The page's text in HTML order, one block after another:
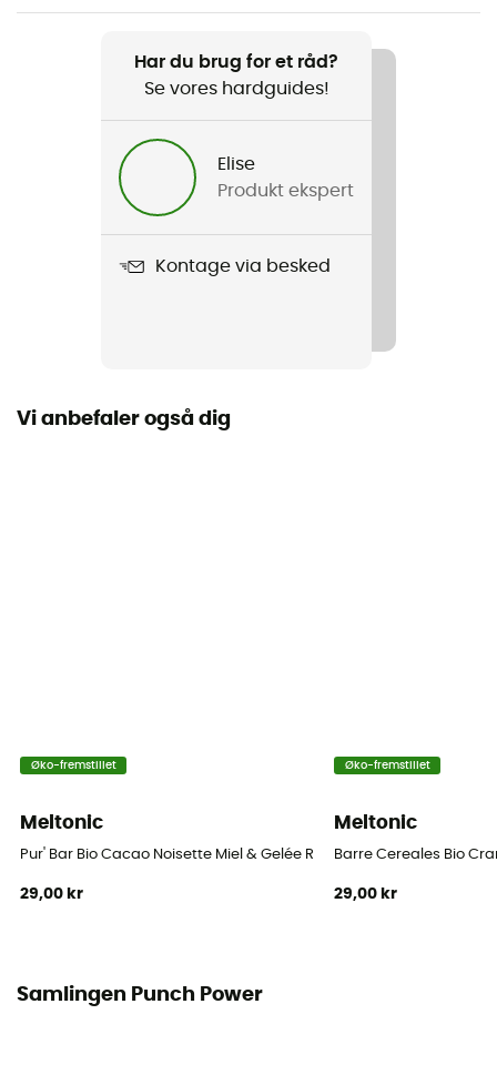
Vandreture / Trail / Løb / Triatlon / Trekking / Det
Har du brug for et råd?
Se vores hardguides!
Elise
Produkt ekspert
Kontage via besked
Vi anbefaler også dig
Øko-fremstillet
Meltonic
Pur' Bar Bio Cacao Noisette Miel & Gelée Royale - Energibar
29,00 kr
Øko-fremstillet
Meltonic
Barre Cereales Bio
29,00 kr
Samlingen Punch Power